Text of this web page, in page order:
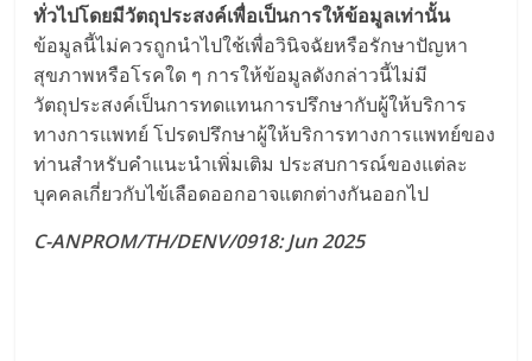
ทั่วไปโดยมีวัตถุประสงค์เพื่อเป็นการให้ข้อมูลเท่านั้น
ข้อมูลนี้ไม่ควรถูกนำไปใช้เพื่อวินิจฉัยหรือรักษาปัญหา
สุขภาพหรือโรคใด ๆ การให้ข้อมูลดังกล่าวนี้ไม่มี
วัตถุประสงค์เป็นการทดแทนการปรึกษากับผู้ให้บริการ
ทางการแพทย์ โปรดปรึกษาผู้ให้บริการทางการแพทย์ของ
ท่านสำหรับคำแนะนำเพิ่มเติม ประสบการณ์ของแต่ละ
บุคคลเกี่ยวกับไข้เลือดออกอาจแตกต่างกันออกไป
C-ANPROM/TH/DENV/0918: Jun 2025